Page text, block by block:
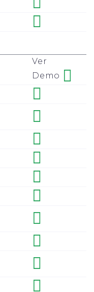
Ver
Demo